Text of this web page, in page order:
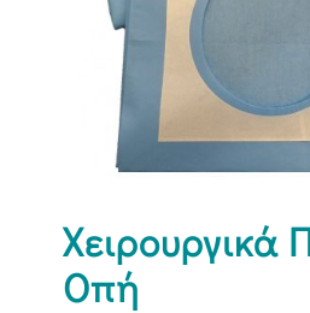
Χειρουργικά
Οπή